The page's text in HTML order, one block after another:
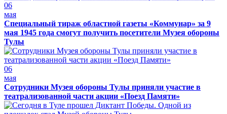
06
мая
Специальный тираж областной газеты «Коммунар» за 9
мая 1945 года смогут получить посетители Музея обороны
Тулы
06
мая
Сотрудники Музея обороны Тулы приняли участие в
театрализованной части акции «Поезд Памяти»